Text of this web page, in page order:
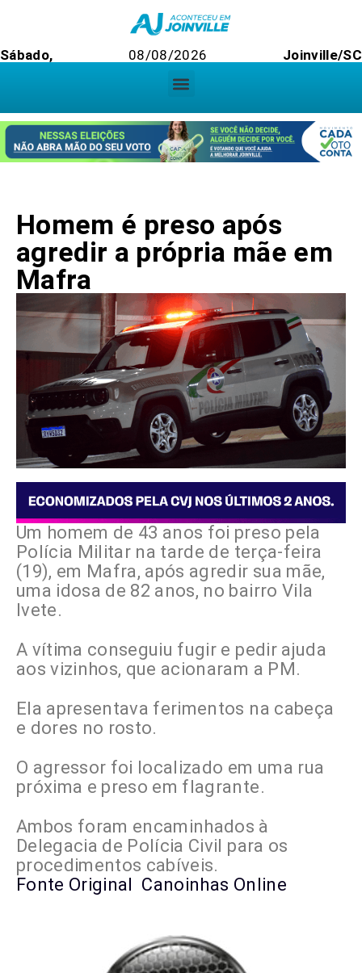
Sábado, 08/08/2026 Joinville/SC
Homem é preso após
agredir a própria mãe em
Mafra
Um homem de 43 anos foi preso pela
Polícia Militar na tarde de terça-feira
(19), em Mafra, após agredir sua mãe,
uma idosa de 82 anos, no bairro Vila
Ivete.
A vítima conseguiu fugir e pedir ajuda
aos vizinhos, que acionaram a PM.
Ela apresentava ferimentos na cabeça
e dores no rosto.
O agressor foi localizado em uma rua
próxima e preso em flagrante.
Ambos foram encaminhados à
Delegacia de Polícia Civil para os
procedimentos cabíveis.
Fonte Original Canoinhas Online